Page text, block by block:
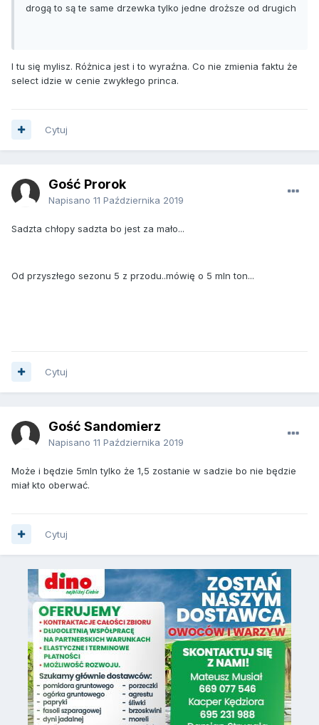
drogą to są te same drzewka tylko jedne droższe od drugich
I tu się mylisz. Różnica jest i to wyraźna. Co nie zmienia faktu że
select idzie w cenie zwykłego princa.
Cytuj
Gość Prorok
Napisano 11 Października 2019
Sadzta chłopy sadzta bo jest za mało...
Od przyszłego sezonu 5 z przodu..mówię o 5 mln ton...
Cytuj
Gość Sandomierz
Napisano 11 Października 2019
Może i będzie 5mln tylko że 1,5 zostanie w sadzie bo nie będzie
miał kto oberwać.
Cytuj